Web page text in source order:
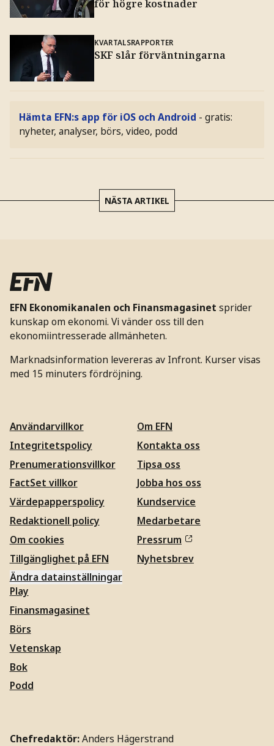
för högre kostnader
KVARTALSRAPPORTER
SKF slår förväntningarna
Hämta EFN:s app för iOS och Android - gratis:
nyheter, analyser, börs, video, podd
NÄSTA ARTIKEL
EFN Ekonomikanalen och Finansmagasinet sprider
kunskap om ekonomi. Vi vänder oss till den
ekonomiintresserade allmänheten.
Marknadsinformation levereras av Infront. Kurser visas
med 15 minuters fördröjning.
Användarvillkor
Integritetspolicy
Prenumerationsvillkor
FactSet villkor
Värdepapperspolicy
Redaktionell policy
Om cookies
Tillgänglighet på EFN
Ändra datainställningar
Om EFN
Kontakta oss
Tipsa oss
Jobba hos oss
Kundservice
Medarbetare
Pressrum
Nyhetsbrev
Play
Finansmagasinet
Börs
Vetenskap
Bok
Podd
Chefredaktör:Anders Hägerstrand